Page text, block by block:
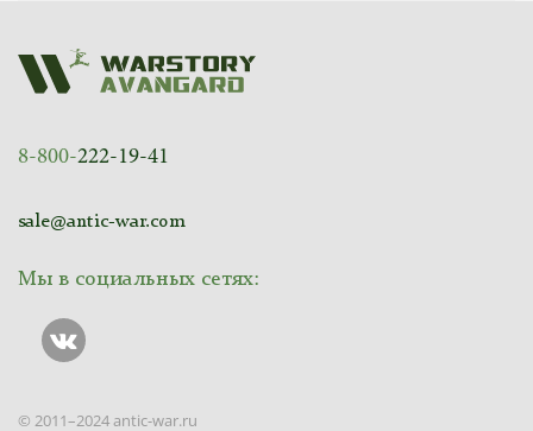
8-800-222-19-41
sale@antic-war.com
Мы в социальных сетях:
© 2011–2024 antic-war.ru